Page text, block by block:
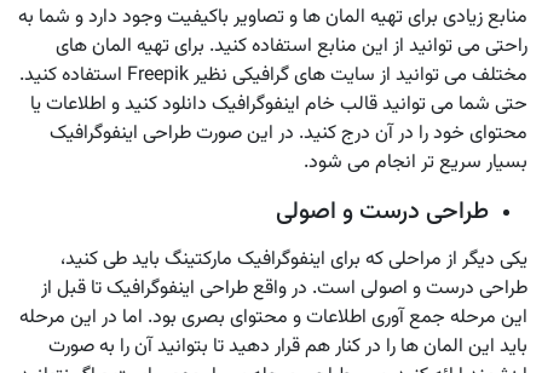
منابع زیادی برای تهیه المان ها و تصاویر باکیفیت وجود دارد و شما به
راحتی می توانید از این منابع استفاده کنید. برای تهیه المان های
مختلف می توانید از سایت های گرافیکی نظیر Freepik استفاده کنید.
حتی شما می توانید قالب خام اینفوگرافیک دانلود کنید و اطلاعات یا
محتوای خود را در آن درج کنید. در این صورت طراحی اینفوگرافیک
بسیار سریع تر انجام می شود.
طراحی درست و اصولی
یکی دیگر از مراحلی که برای اینفوگرافیک مارکتینگ باید طی کنید،
طراحی درست و اصولی است. در واقع طراحی اینفوگرافیک تا قبل از
این مرحله جمع آوری اطلاعات و محتوای بصری بود. اما در این مرحله
باید این المان ها را در کنار هم قرار دهید تا بتوانید آن را به صورت